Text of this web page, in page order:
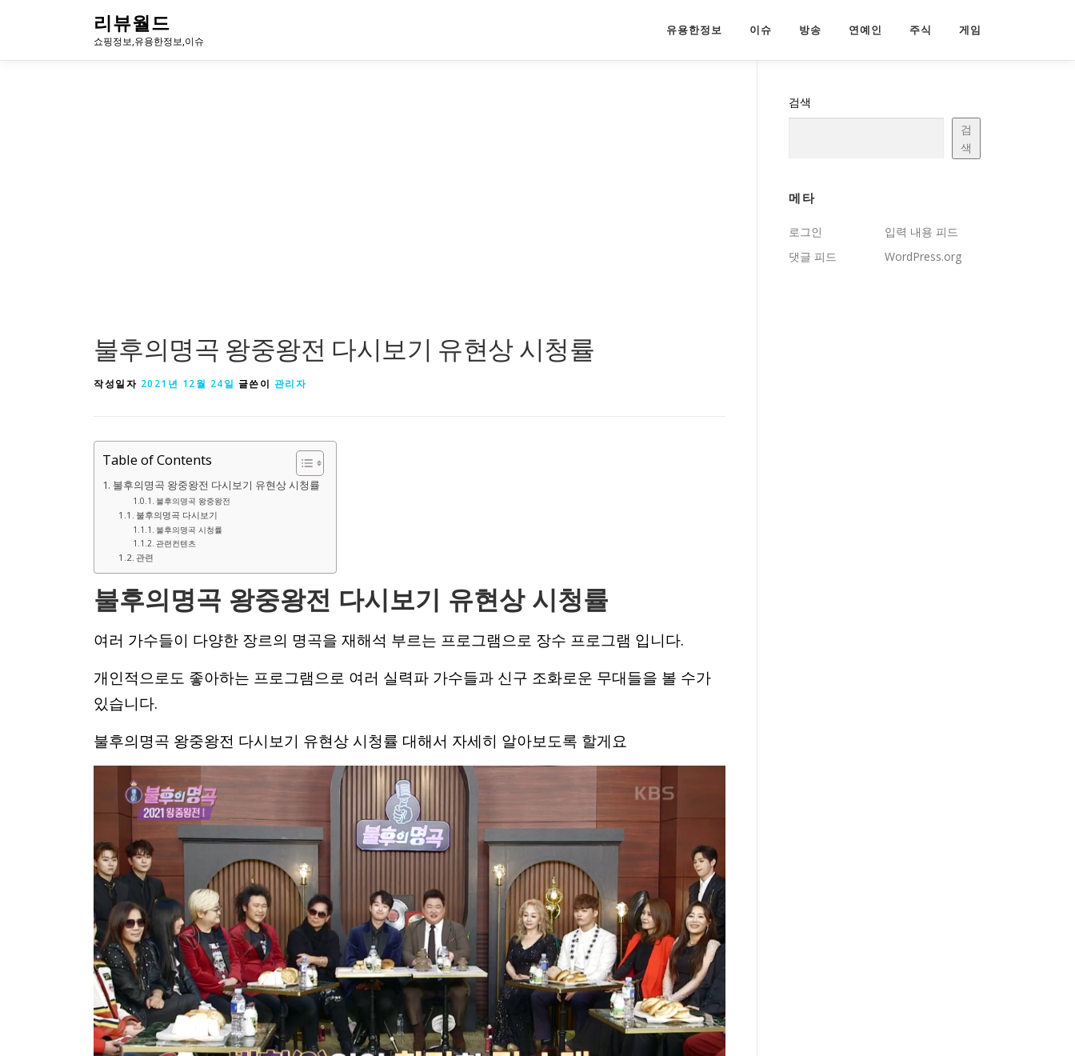
로
리뷰월드
쇼핑정보,유용한정보,이슈
유용한정보 이슈 방송 연예인 주식 게임
불후의명곡 왕중왕전 다시보기 유현상 시청률
작성일자 2021년 12월 24일 글쓴이 관리자
Table of Contents
불후의명곡 왕중왕전 다시보기 유현상 시청률
불후의명곡 왕중왕전
불후의명곡 다시보기
불후의명곡 시청률
관련컨텐츠
관련
불후의명곡 왕중왕전 다시보기 유현상 시청률
여러 가수들이 다양한 장르의 명곡을 재해석 부르는 프로그램으로 장수 프로그램 입니다.
개인적으로도 좋아하는 프로그램으로 여러 실력파 가수들과 신구 조화로운 무대들을 볼 수가
있습니다.
불후의명곡 왕중왕전 다시보기 유현상 시청률 대해서 자세히 알아보도록 할게요
검색
검
색
메타
로그인
입력 내용 피드
댓글 피드
WordPress.org